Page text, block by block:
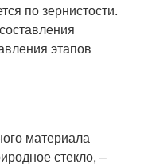
по зернистости.
этапов
материала
стекло, –